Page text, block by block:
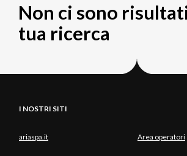
Non ci sono
tua ricerca
I NOSTRI SITI
ariaspa.it Area operatori